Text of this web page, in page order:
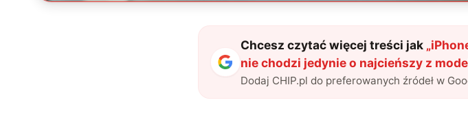
Chcesz czytać więcej treści jak „
nie chodzi jedynie o najcieńszy z
Dodaj CHIP.pl do preferowanych źródeł w